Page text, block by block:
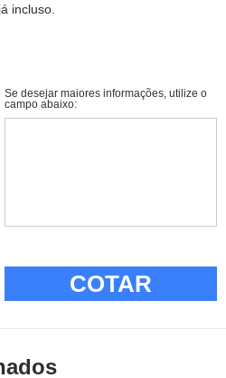
incluso.
Se desejar maiores informações, utilize o
campo abaixo:
COTAR